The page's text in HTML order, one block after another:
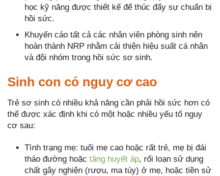
học kỹ năng được thiết kế để thúc đẩy sự chuẩn bị
hồi sức.
Khuyến cáo tất cả các nhân viên phòng sinh nên
hoàn thành NRP nhằm cải thiện hiệu suất cá nhân
và đội nhóm trong hồi sức sơ sinh.
Sinh con có nguy cơ cao
Trẻ sơ sinh có nhiều khả năng cần phải hồi sức hơn có
thể được xác định khi có một hoặc nhiều yếu tố nguy
cơ sau:
Tình trạng mẹ: tuổi mẹ cao hoặc rất trẻ, mẹ bị đái
tháo đường hoặc tăng huyết áp, rối loạn sử dụng
chất gây nghiện (rượu, ma túy) ở mẹ, hoặc tiền sử